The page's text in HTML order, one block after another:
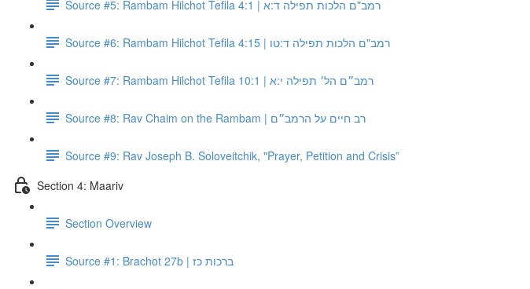
Source #5: Rambam Hilchot Tefila 4:1 | רמב"ם הלכות תפילה ד:א
Source #6: Rambam Hilchot Tefila 4:15 | רמב"ם הלכות תפילה ד:טו
Source #7: Rambam Hilchot Tefila 10:1 | רמב״ם הל׳ תפילה י:א
Source #8: Rav Chaim on the Rambam | רב חיים על הרמב״ם
Source #9: Rav Joseph B. Soloveitchik, "Prayer, Petition and Crisis”
Section 4: Maariv
Section Overview
Source #1: Brachot 27b | ברכות כז